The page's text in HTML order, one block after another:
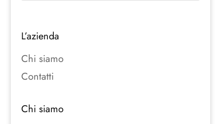
L’azienda
Chi siamo
Contatti
Chi siamo